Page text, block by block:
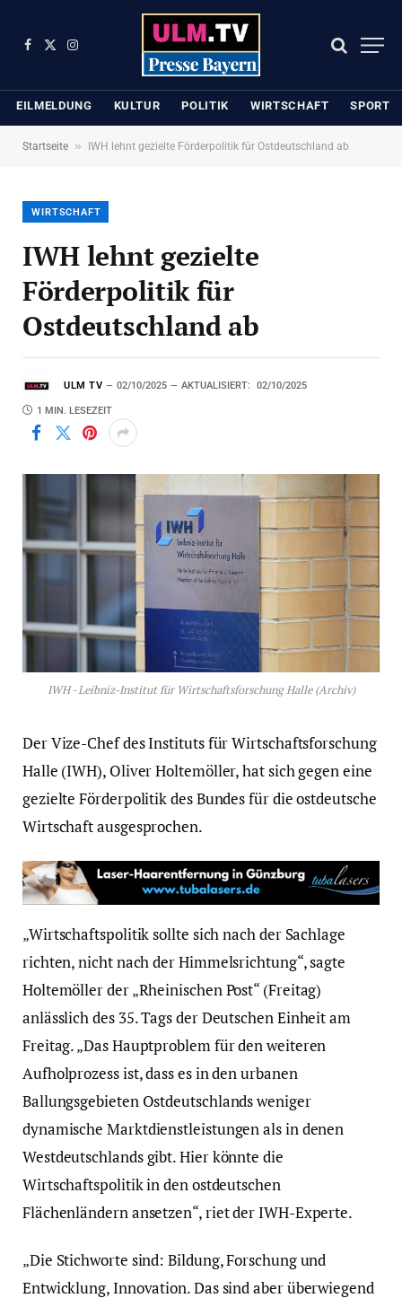
Facebook
X
Instagram
EILMELDUNG KULTUR POLITIK WIRTSCHAFT SPORT
Startseite » IWH lehnt gezielte Förderpolitik für Ostdeutschland ab
WIRTSCHAFT
IWH lehnt gezielte
Förderpolitik für
Ostdeutschland ab
ULM TV 02/10/2025 AKTUALISIERT: 02/10/2025
1 MIN. LESEZEIT
IWH - Leibniz-Institut für Wirtschaftsforschung Halle (Archiv)
Der Vize-Chef des Instituts für Wirtschaftsforschung
Halle (IWH), Oliver Holtemöller, hat sich gegen eine
gezielte Förderpolitik des Bundes für die ostdeutsche
Wirtschaft ausgesprochen.
„Wirtschaftspolitik sollte sich nach der Sachlage
richten, nicht nach der Himmelsrichtung“, sagte
Holtemöller der „Rheinischen Post“ (Freitag)
anlässlich des 35. Tags der Deutschen Einheit am
Freitag. „Das Hauptproblem für den weiteren
Aufholprozess ist, dass es in den urbanen
Ballungsgebieten Ostdeutschlands weniger
dynamische Marktdienstleistungen als in denen
Westdeutschlands gibt. Hier könnte die
Wirtschaftspolitik in den ostdeutschen
Flächenländern ansetzen“, riet der IWH-Experte.
„Die Stichworte sind: Bildung, Forschung und
Entwicklung, Innovation. Das sind aber überwiegend